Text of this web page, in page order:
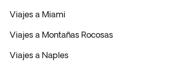
Viajes a Miami
Viajes a Montañas Rocosas
Viajes a Naples